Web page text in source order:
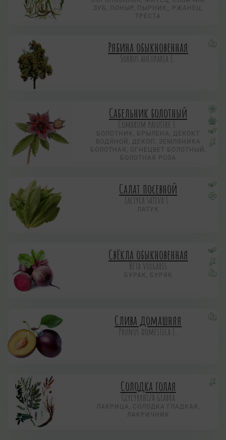
ЗУБ, ПОНЫР, ПЫРНИК,, РЖАНЕЦ,
ТРЕСТА
Рябина обыкновенная
Sorbus aucuparia L.
Сабельник болотный
Comarum palustre L.
БОЛОТНИК, БРЫЛЕНА, ДЕКОКТ
ВОДЯНОЙ, ДЕКОП, ЗЕМЛЯНИКА
БОЛОТНАЯ, ОГНЕЦВЕТ БОЛОТНЫЙ,
БОЛОТНАЯ РОЗА
Салат посевной
Lactyca sativa L.
ЛАТУК
Свёкла обыкновенная
Beta vulgaris
БУРАК, БУРЯК
Слива домашняя
Prunus domestica L.
Солодка голая
Glycyrrhiza glabra
ЛАКРИЦА, СОЛОДКА ГЛАДКАЯ,
ЛАКРИЧНИК